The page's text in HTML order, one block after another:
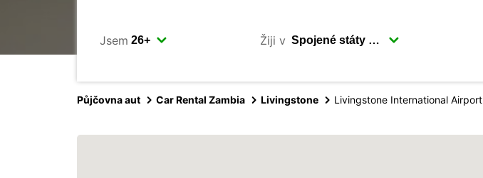
Jsem Žiji v
Půjčovna aut Car Rental Zambia Livingstone Livingstone International Airport